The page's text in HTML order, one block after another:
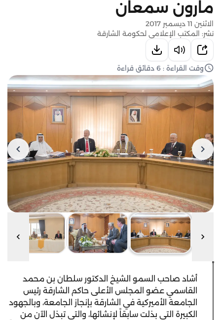
مارون سمعان
الاثنين 11 ديسمبر 2017
نشر: المكتب الإعلامي لحكومة الشارقة
وقت القراءة : 6 دقائق قراءة
أشاد صاحب السمو الشيخ الدكتور سلطان بن محمد
القاسمي عضو المجلس الأعلى حاكم الشارقة رئيس
الجامعة الأميركية في الشارقة بإنجاز الجامعة، وبالجهود
الكبيرة التي بذلت سابقاً لإنشائها، والتي تبذل الآن من